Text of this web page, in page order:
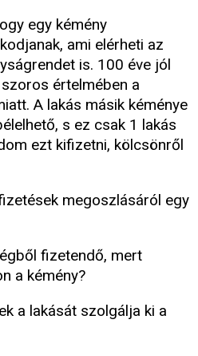
egy kémény
ami elérheti az
is. 100 éve jól
értelmében a
A lakás másik kéménye
s ez csak 1 lakás
ezt kifizetni, kölcsönről
megoszlásáról egy
fizetendő, mert
a kémény?
a lakását szolgálja ki a